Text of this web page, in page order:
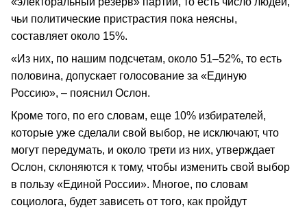
чьи политические пристрастия пока неясны,
составляет около 15%.
«Из них, по нашим подсчетам, около 51–52%, то есть
половина, допускает голосование за «Единую
Россию», – пояснил Ослон.
Кроме того, по его словам, еще 10% избирателей,
которые уже сделали свой выбор, не исключают, что
могут передумать, и около трети из них, утверждает
Ослон, склоняются к тому, чтобы изменить свой выбор
в пользу «Единой России». Многое, по словам
социолога, будет зависеть от того, как пройдут